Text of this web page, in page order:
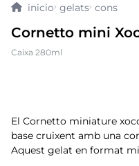
gelats cons
Cornetto mini
Caixa 280ml
El Cornetto miniature
base cruixent amb una
Aquest gelat en format
3. gelats sirena
5 preparado paella
pan bao